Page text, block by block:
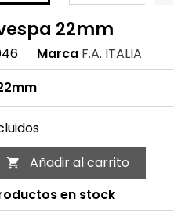
22mm
Marca F.A. ITALIA
 Añadir al carrito
en stock